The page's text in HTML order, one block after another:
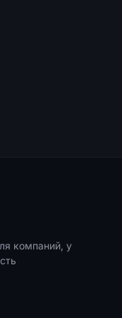
компаний, у